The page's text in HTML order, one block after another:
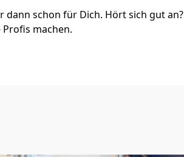
schon für Dich. Hört sich gut
Profis machen.